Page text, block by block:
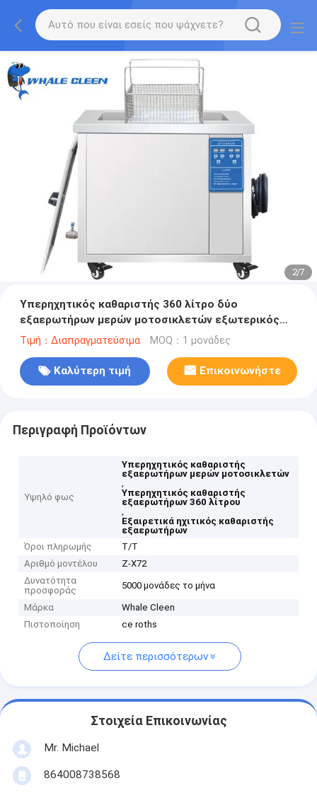
2/7
Υπερηχητικός καθαριστής 360 λίτρο δύο
εξαερωτήρων μερών μοτοσικλετών εξωτερικός
έλεγχος γεννητριών
Τιμή：Διαπραγματεύσιμα MOQ：1 μονάδες
Καλύτερη τιμή Επικοινωνήστε
Περιγραφή Προϊόντων
Υψηλό φως
Υπερηχητικός καθαριστής
εξαερωτήρων μερών μοτοσικλετών
,
Υπερηχητικός καθαριστής
εξαερωτήρων 360 λίτρου
,
Εξαιρετικά ηχιτικός καθαριστής
εξαερωτήρων
Όροι πληρωμής
T/T
Αριθμό μοντέλου
Ζ-X72
Δυνατότητα
προσφοράς
5000 μονάδες το μήνα
Μάρκα
Whale Cleen
Πιστοποίηση
ce roths
Δείτε περισσότερων
Στοιχεία Επικοινωνίας
Mr. Michael
864008738568